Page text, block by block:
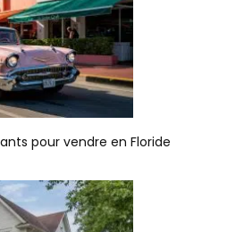
pour vendre en Floride